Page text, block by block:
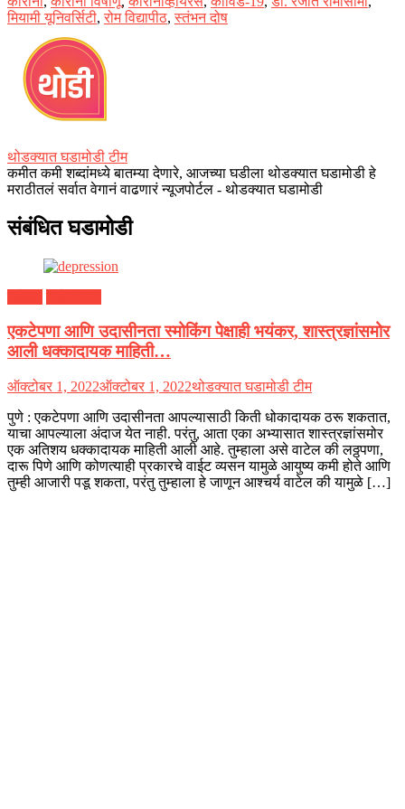
मियामी यूनिवर्सिटी,रोम विद्यापीठ,स्तंभन दोष
थोडक्यात घडामोडी टीम
कमीत कमी शब्दांमध्ये बातम्या देणारे, आजच्या घडीला थोडक्यात घडामोडी हे
मराठीतलं सर्वात वेगानं वाढणारं न्यूजपोर्टल - थोडक्यात घडामोडी
संबंधित घडामोडी
एकटेपणा आणि उदासीनता स्मोकिंग पेक्षाही भयंकर, शास्त्रज्ञांसमोर
आली धक्कादायक माहिती…
ऑक्टोबर 1, 2022ऑक्टोबर 1, 2022थोडक्यात घडामोडी टीम
पुणे : एकटेपणा आणि उदासीनता आपल्यासाठी किती धोकादायक ठरू शकतात,
याचा आपल्याला अंदाज येत नाही. परंतु, आता एका अभ्यासात शास्त्रज्ञांसमोर
एक अतिशय धक्कादायक माहिती आली आहे. तुम्हाला असे वाटेल की लठ्ठपणा,
दारू पिणे आणि कोणत्याही प्रकारचे वाईट व्यसन यामुळे आयुष्य कमी होते आणि
तुम्ही आजारी पडू शकता, परंतु तुम्हाला हे जाणून आश्चर्य वाटेल की यामुळे […]